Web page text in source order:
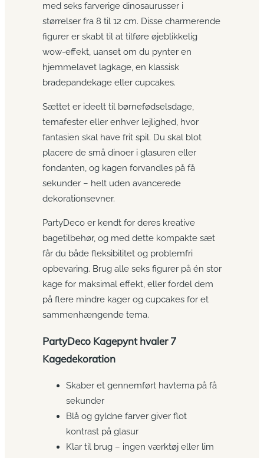
med seks farverige dinosaurusser i
størrelser fra 8 til 12 cm. Disse charmerende
figurer er skabt til at tilføre øjeblikkelig
wow-effekt, uanset om du pynter en
hjemmelavet lagkage, en klassisk
bradepandekage eller cupcakes.
Sættet er ideelt til børnefødselsdage,
temafester eller enhver lejlighed, hvor
fantasien skal have frit spil. Du skal blot
placere de små dinoer i glasuren eller
fondanten, og kagen forvandles på få
sekunder – helt uden avancerede
dekorationsevner.
PartyDeco er kendt for deres kreative
bagetilbehør, og med dette kompakte sæt
får du både fleksibilitet og problemfri
opbevaring. Brug alle seks figurer på én stor
kage for maksimal effekt, eller fordel dem
på flere mindre kager og cupcakes for et
sammenhængende tema.
PartyDeco Kagepynt hvaler 7
Kagedekoration
Skaber et gennemført havtema på få
sekunder
Blå og gyldne farver giver flot
kontrast på glasur
Klar til brug – ingen værktøj eller lim